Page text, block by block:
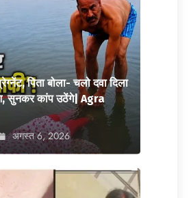
पिता बोला- चलो दवा दिला
सुनकर कांप उठेंगे| Agra
अगस्त 6, 2026